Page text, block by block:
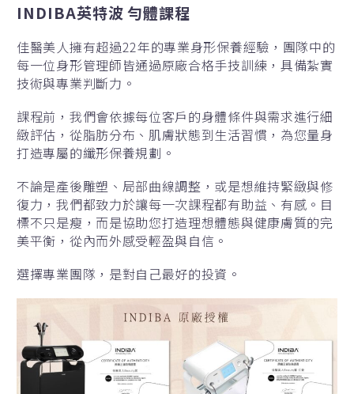
INDIBA英特波 勻體課程
佳醫美人擁有超過22年的專業身形保養經驗，團隊中的
每一位身形管理師皆通過原廠合格手技訓練，具備紮實
技術與專業判斷力。
課程前，我們會依據每位客戶的身體條件與需求進行細
緻評估，從脂肪分布、肌膚狀態到生活習慣，為您量身
打造專屬的纖形保養規劃。
不論是產後雕塑、局部曲線調整，或是想維持緊緻與修
復力，我們都致力於讓每一次課程都有助益、有感。目
標不只是瘦，而是協助您打造理想體態與健康膚質的完
美平衡，從內而外感受輕盈與自信。
選擇專業團隊，是對自己最好的投資。